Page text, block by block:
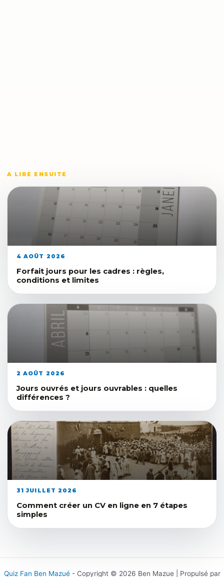
A LIRE ENSUITE
4 AOÛT 2026
Forfait jours pour les cadres : règles,
conditions et limites
2 AOÛT 2026
Jours ouvrés et jours ouvrables : quelles
différences ?
31 JUILLET 2026
Comment créer un CV en ligne en 7 étapes
simples
Quiz Fan Ben Mazué- Copyright © 2026 Ben Mazue | Propulsé par